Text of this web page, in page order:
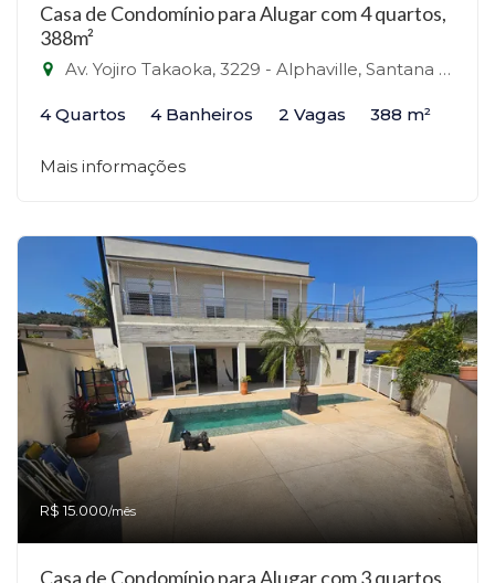
Casa de Condomínio para Alugar com 4 quartos,
388m²
Av. Yojiro Takaoka, 3229 - Alphaville, Santana de Parnaíba-SP
4 Quartos 4 Banheiros 2 Vagas 388 m²
Mais informações
R$ 15.000/mês
Casa de Condomínio para Alugar com 3 quartos,